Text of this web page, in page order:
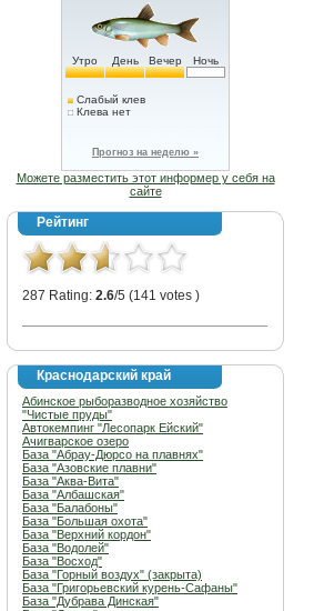
Утро День Вечер Ночь
Слабый клев
Клева нет
Прогноз на неделю »
Можете разместить этот информер у себя на
сайте
Рейтинг
287 Rating: 2.6/5 (141 votes )
Краснодарский край
Абинское рыборазводное хозяйство
"Чистые пруды"
Автокемпинг "Лесопарк Ейский"
Ачигварское озеро
База "Абрау-Дюрсо на плавнях"
База "Азовские плавни"
База "Аква-Вита"
База "Албашская"
База "Балабоны"
База "Большая охота"
База "Верхний кордон"
База "Водолей"
База "Восход"
База "Горный воздух" (закрыта)
База "Григорьевский курень-Сафаны"
База "Дубрава Динская"